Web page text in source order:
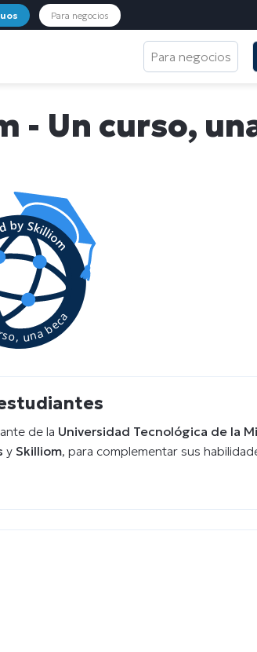
Para negocios
Para negocios
- Un curso,
de la Universidad Tecnológica de la
y Skilliom, para complementar sus